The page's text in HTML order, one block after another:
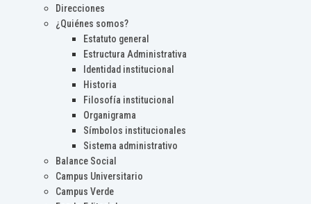
Direcciones
¿Quiénes somos?
Estatuto general
Estructura Administrativa
Identidad institucional
Historia
Filosofía institucional
Organigrama
Símbolos institucionales
Sistema administrativo
Balance Social
Campus Universitario
Campus Verde